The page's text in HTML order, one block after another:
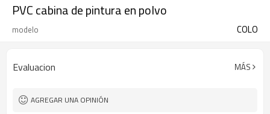
PVC cabina de pintura en polvo
modelo COLO
Evaluacion MÁS
AGREGAR UNA OPINIÓN